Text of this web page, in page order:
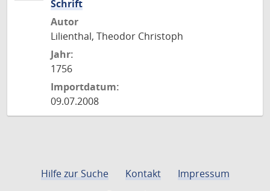
Schrift
Autor
Lilienthal, Theodor Christoph
Jahr:
1756
Importdatum:
09.07.2008
Hilfe zur Suche Kontakt
Impressum